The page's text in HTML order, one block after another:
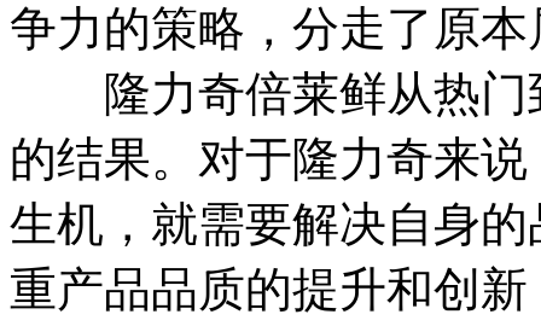
争力的策略，分走了原
隆力奇倍莱鲜从热门
的结果。对于隆力奇来
生机，就需要解决自身
重产品品质的提升和创